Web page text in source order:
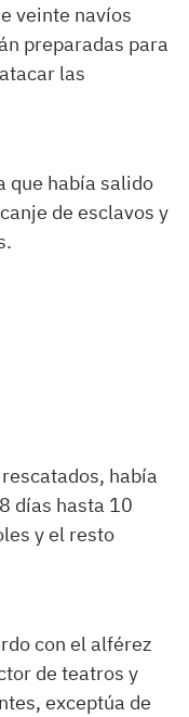
veinte navíos
preparadas para
las
que había salido
de esclavos y
había
días hasta 10
y el resto
con el alférez
de teatros y
exceptúa de